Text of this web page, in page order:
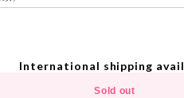
International shipping
Sold out